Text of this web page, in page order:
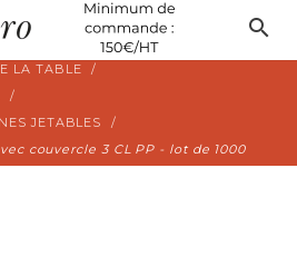
search
LA TABLE
JETABLES
couvercle 3 CL PP - lot de 1000